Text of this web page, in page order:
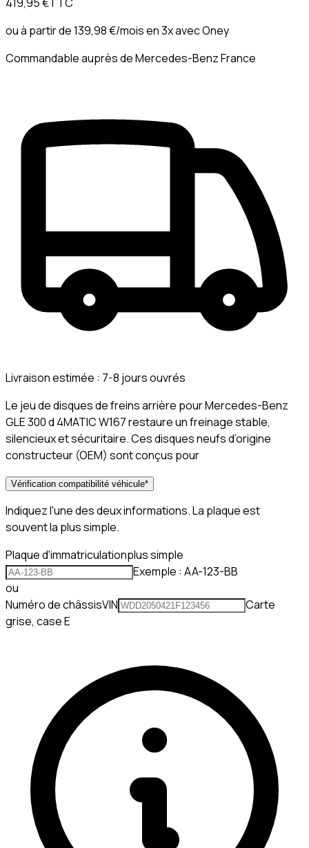
ou à partir de139,98 €/mois en 3x avecOney
Commandable auprès de Mercedes-Benz France
Livraison estimée : 7-8 jours ouvrés
Le jeu de disques de freins arrière pour Mercedes-Benz
GLE 300 d 4MATIC W167 restaure un freinage stable,
silencieux et sécuritaire. Ces disques neufs d’origine
constructeur (OEM) sont conçus pour
Vérification compatibilité véhicule*
Indiquez l'une des deux informations. La plaque est
souvent la plus simple.
Plaque d'immatriculationplus simple
Exemple : AA-123-BB
ou
Numéro de châssisVIN
Carte
grise, case E